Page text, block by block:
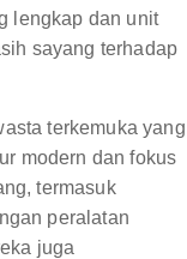
lengkap dan unit
sayang terhadap
terkemuka yang
modern dan fokus
termasuk
peralatan
juga